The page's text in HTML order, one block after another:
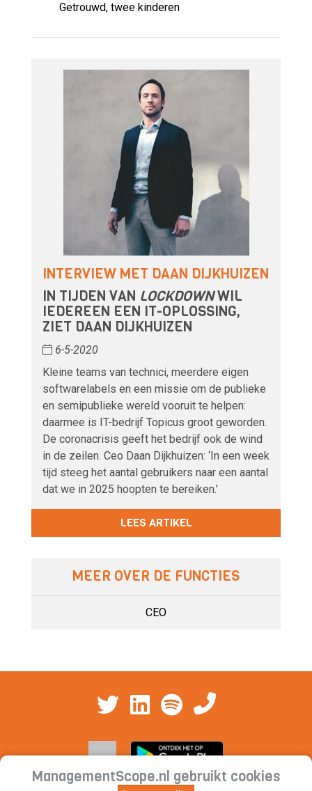
Getrouwd, twee kinderen
INTERVIEW MET DAAN DIJKHUIZEN
IN TIJDEN VAN LOCKDOWNWIL
IEDEREEN EEN IT-OPLOSSING,
ZIET DAAN DIJKHUIZEN
6-5-2020
Kleine teams van technici, meerdere eigen
softwarelabels en een missie om de publieke
en semipublieke wereld vooruit te helpen:
daarmee is IT-bedrijf Topicus groot geworden.
De coronacrisis geeft het bedrijf ook de wind
in de zeilen. Ceo Daan Dijkhuizen: ‘In een week
tijd steeg het aantal gebruikers naar een aantal
dat we in 2025 hoopten te bereiken.’
LEES ARTIKEL
MEER OVER DE FUNCTIES
CEO
ManagementScope.nl gebruikt cookies